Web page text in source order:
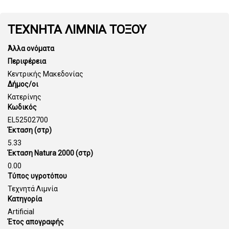
ΤΕΧΝΗΤΑ ΛΙΜΝΙΑ ΤΟΞΟΥ
Άλλα ονόματα
Περιφέρεια
Κεντρικής Μακεδονίας
Δήμος/οι
Κατερίνης
Κωδικός
EL52502700
Έκταση (στρ)
5.33
Έκταση Natura 2000 (στρ)
0.00
Τύπος υγροτόπου
Τεχνητά Λιμνία
Κατηγορία
Artificial
Έτος απογραφής